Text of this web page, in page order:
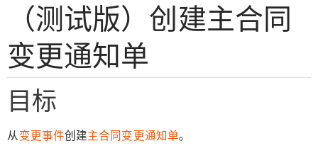
（测试版）创建主合同
变更通知单
目标
从变更事件创建主合同变更通知单。